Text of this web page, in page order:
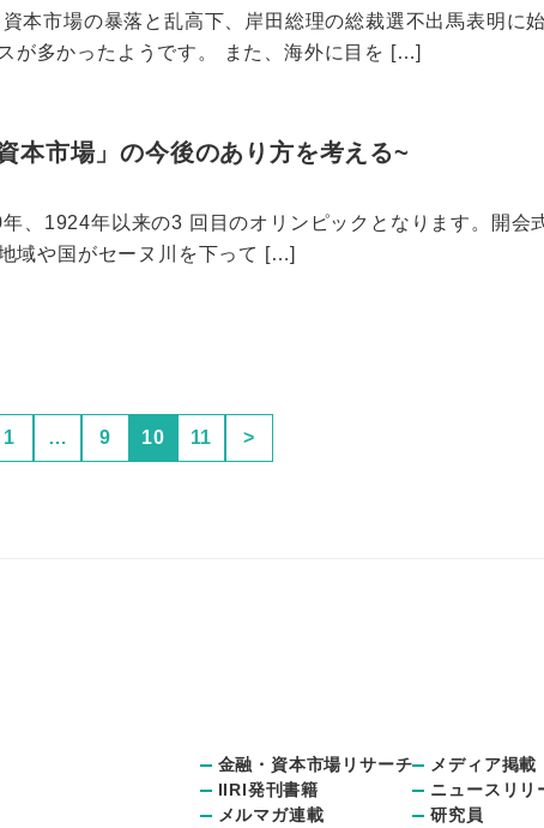
本市場の暴落と乱高下、岸田総理の総裁選不出馬表明に
が多かったようです。 また、海外に目を […]
本市場」の今後のあり方を考える~
、1924年以来の3 回目のオリンピックとなります。開会
域や国がセーヌ川を下って […]
1 … 9 10 11 >
金融・資本市場リサーチ
IIRI発刊書籍
メルマガ連載
メディア掲
ニュースリリ
研究員